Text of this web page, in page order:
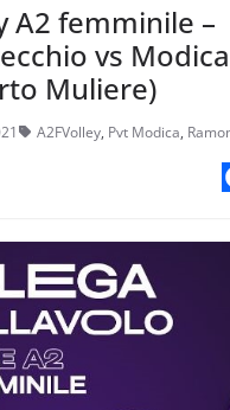
A2 femminile –
vs
Muliere)
A2FVolley, Pvt Modica,